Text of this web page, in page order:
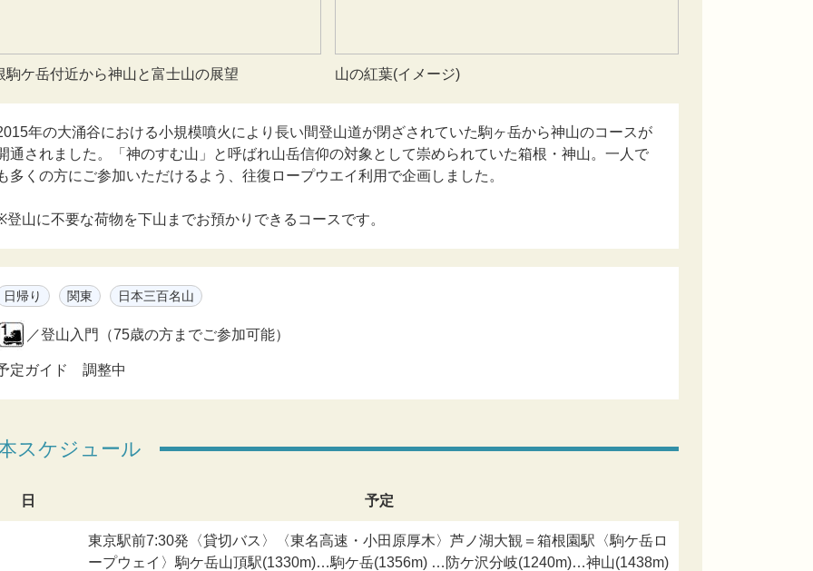
駒ケ岳付近から神山と富士山の展望 山の紅葉(イメージ)
年の大涌谷における小規模噴火により長い間登山道が閉ざされていた駒ヶ岳から神山のコースが
通されました。「神のすむ山」と呼ばれ山岳信仰の対象として崇められていた箱根・神山。一人で
多くの方にご参加いただけるよう、往復ロープウエイ利用で企画しました。
登山に不要な荷物を下山までお預かりできるコースです。
日帰り 関東 日本三百名山
／登山入門（75歳の方までご参加可能）
定ガイド 調整中
スケジュール
日 予定
東京駅前7:30発〈貸切バス〉〈東名高速・小田原厚木〉芦ノ湖大観＝箱根園駅〈駒ケ岳ロ
ープウェイ〉駒ケ岳山頂駅(1330m)…駒ケ岳(1356m) …防ケ沢分岐(1240m)…神山(1438m)